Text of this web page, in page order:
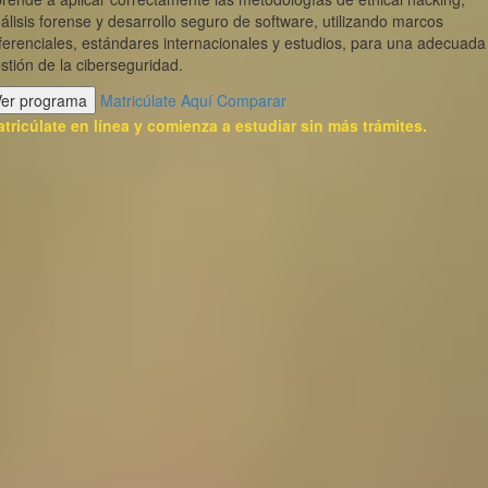
forense y desarrollo seguro de software, utilizando marcos
estándares internacionales y estudios, para una adecuada
de la ciberseguridad.
programa
Matricúlate Aquí Comparar
en línea y comienza a estudiar sin más trámites.